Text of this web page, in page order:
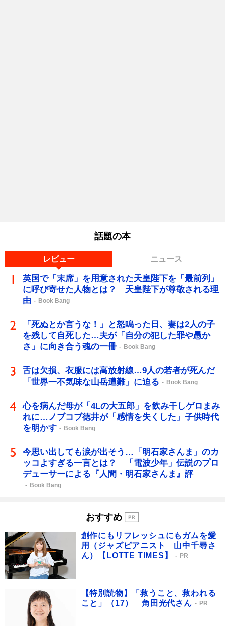
話題の本
レビュー ニュース
英国で「末席」を用意された天皇陛下を「最前列」
に呼び寄せた人物とは？ 天皇陛下が尊敬される理
由
Book Bang
「死ぬとか言うな！」と怒鳴った日、妻は2人の子
を残して自死した…夫が「自分の犯した罪や愚か
さ」に向き合う魂の一冊
Book Bang
舌は欠損、衣服には高放射線…9人の若者が死んだ
「世界一不気味な山岳遭難」に迫る
Book Bang
心を病んだ母が「4Lの大五郎」を飲み干しゲロまみ
れに…ノブコブ徳井が「感情を失くした」子供時代
を明かす
Book Bang
今思い出しても涙が出そう…「明石家さんま」のカ
ッコよすぎる一言とは？ 「電波少年」伝説のプロ
デューサーによる『人間・明石家さんま』評
Book Bang
おすすめ
創作にもリフレッシュにもガムを愛
用（ジャズピアニスト 山中千尋さ
ん）【LOTTE TIMES】
PR
【特別読物】「救うこと、救われる
こと」（17） 角田光代さん
PR